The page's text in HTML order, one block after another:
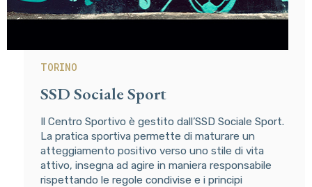
TORINO
SSD Sociale Sport
Il Centro Sportivo è gestito dall’SSD Sociale Sport.
La pratica sportiva permette di maturare un
atteggiamento positivo verso uno stile di vita
attivo, insegna ad agire in maniera responsabile
rispettando le regole condivise e i principi